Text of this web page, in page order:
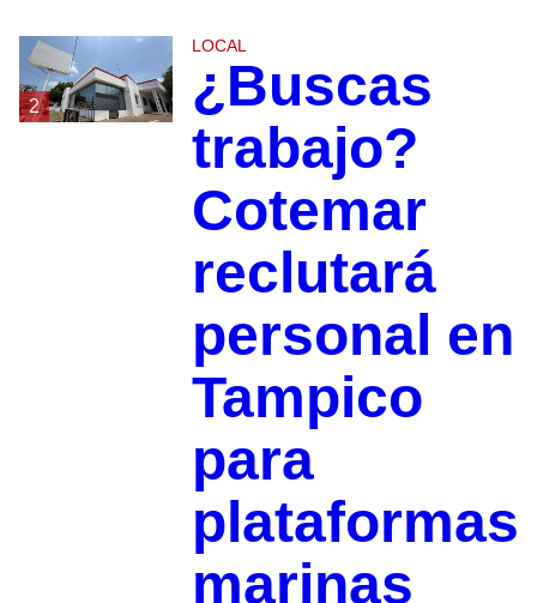
2
LOCAL
¿Buscas
trabajo?
Cotemar
reclutará
personal en
Tampico
para
plataformas
marinas